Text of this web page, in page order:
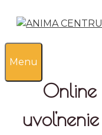
Menu